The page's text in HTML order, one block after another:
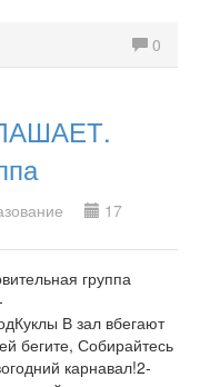
0
17
группа
В зал вбегают
бегите, Собирайтесь
карнавал!2-